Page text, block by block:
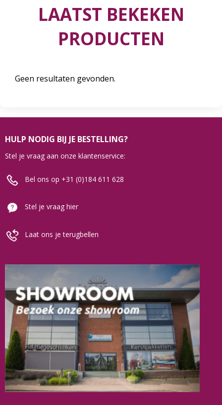
LAATST BEKEKEN
PRODUCTEN
Geen resultaten gevonden.
HULP NODIG BIJ JE BESTELLING?
Stel je vraag aan onze klantenservice:
Bel ons op +31 (0)184 611 628
Stel je vraag hier
Laat ons je terugbellen